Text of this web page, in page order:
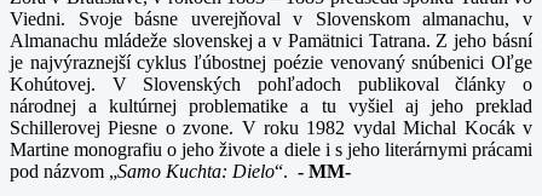
Viedni. Svoje básne uverejňoval v Slovenskom almanachu, v
Almanachu mládeže slovenskej a v Pamätnici Tatrana. Z jeho básní
je najvýraznejší cyklus ľúbostnej poézie venovaný snúbenici Oľge
Kohútovej. V Slovenských pohľadoch publikoval články o
národnej a kultúrnej problematike a tu vyšiel aj jeho preklad
Schillerovej Piesne o zvone. V roku 1982 vydal Michal Kocák v
Martine monografiu o jeho živote a diele i s jeho literárnymi prácami
pod názvom „Samo Kuchta: Dielo“. - MM-